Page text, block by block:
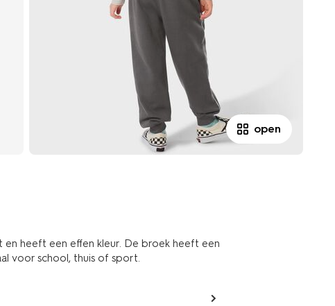
open
heeft een effen kleur. De broek heeft een
voor school, thuis of sport.